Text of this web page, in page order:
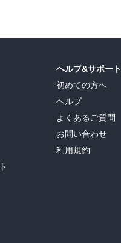
ヘルプ&サポート
初めての方へ
ヘルプ
よくあるご質問
お問い合わせ
利用規約